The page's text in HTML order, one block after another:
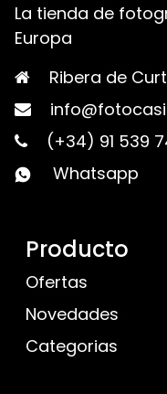
La tienda de
Europa
Ribera de
(+34) 91 539
Whatsapp
Producto
Ofertas
Novedades
Categorias